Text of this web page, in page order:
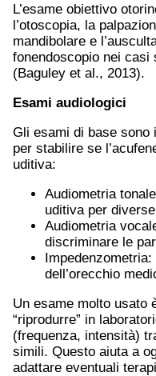
L’esame obiettivo
l’otoscopia, la
mandibolare e
fonendoscopio nei casi
(Baguley et al., 2013).
Esami audiologici
Gli esami di base sono
per stabilire se
uditiva:
Audiometria
uditiva per
Audiometria
discriminare le
dell’orecchio
Un esame molto usato
“riprodurre” in
(frequenza, intensità)
simili. Questo aiuta a
adattare eventuali